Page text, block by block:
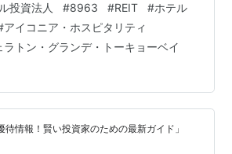
の投資主優待 【関連記事】 ブログ
とうございます。 皆さんは、ホテル
味をお持ちでしょうか？ インヴィン
は、 114ホテル/41住居/1商業施設
投資法人 #8963 #REIT #ホテル
アイコニア・ホスピタリティ
ラトン・グランデ・トーキョーベイ
待情報！賢い投資家のための最新ガイド」